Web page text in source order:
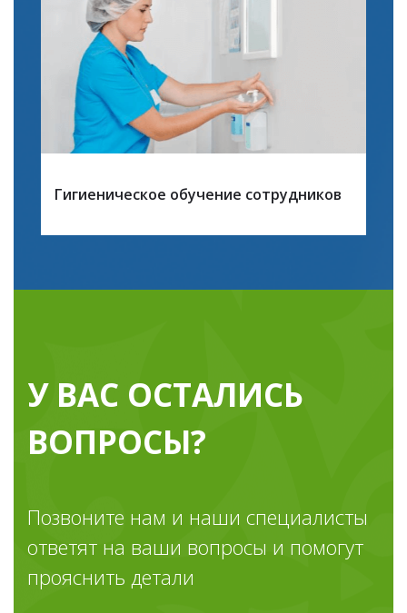
Гигиеническое обучение сотрудников
У ВАС ОСТАЛИСЬ
ВОПРОСЫ?
Позвоните нам и наши специалисты
ответят на ваши вопросы и помогут
прояснить детали